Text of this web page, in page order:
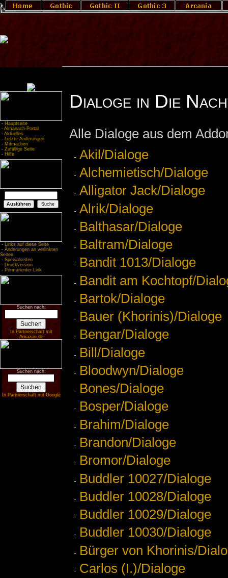
- Hauptseite
- Almanach-Portal
- Aktuelles
- Letzte Änderungen
- Mitmachen
- Zufällige Seite
- Hilfe
- Links auf diese Seite
- Änderungen an verlinkten
Seiten
- Spezialseiten
- Druckversion
- Permanenter Link
Suchen nach:
In Partnerschaft mit
Amazon.de
Suchen nach:
In Partnerschaft mit Google
Dialoge in Die
Alle Dialoge aus dem
Akil/Dialoge
Alchemietisch/Dialoge
Alligator Jack/Dialoge
Alrik/Dialoge
Balthasar/Dialoge
Baltram/Dialoge
Bandit 1013/Dialoge
Bandit am Kochtopf/
Bartok/Dialoge
Bauer (Khorinis)/Dialoge
Bengar/Dialoge
Bill/Dialoge
Bloodwyn/Dialoge
Bones/Dialoge
Bosper/Dialoge
Brahim/Dialoge
Brandon/Dialoge
Bromor/Dialoge
Buddler 10027/Dialoge
Buddler 10028/Dialoge
Buddler 10029/Dialoge
Buddler 10030/Dialoge
Bürger von Khorinis/
Carlos (I.)/Dialoge